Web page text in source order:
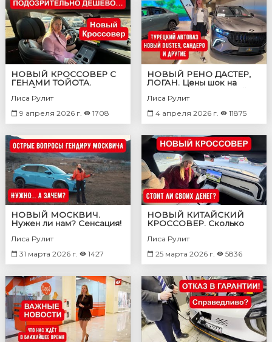
НОВЫЙ КРОССОВЕР С
ГЕНАМИ ТОЙОТА.
УБИЙЦА ЛИСЯН
Лиса Рулит
9 апреля 2026 г.
1708
НОВЫЙ РЕНО ДАСТЕР,
ЛОГАН. Цены шок на
классный кроссовер
Лиса Рулит
4 апреля 2026 г.
11875
НОВЫЙ МОСКВИЧ.
Нужен ли нам? Сенсация!
критику
Лиса Рулит
31 марта 2026 г.
1427
НОВЫЙ КИТАЙСКИЙ
КРОССОВЕР. Сколько
Adamas?
Лиса Рулит
25 марта 2026 г.
5836